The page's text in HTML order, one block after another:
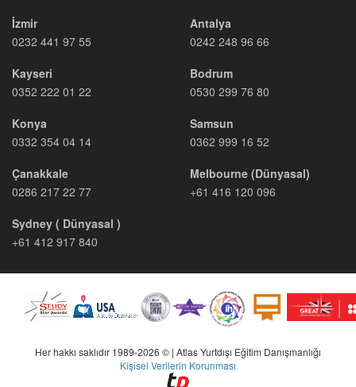
İzmir
0232 441 97 55
Antalya
0242 248 96 66
Kayseri
0352 222 01 22
Bodrum
0530 299 76 80
Konya
0332 354 04 14
Samsun
0362 999 16 52
Çanakkale
0286 217 22 77
Melbourne (Dünyasal)
+61 416 120 096
Sydney ( Dünyasal )
+61 412 917 840
Her hakkı saklıdır 1989-2026 © | Atlas Yurtdışı Eğitim Danışmanlığı
Kişisel Verilerin Korunması